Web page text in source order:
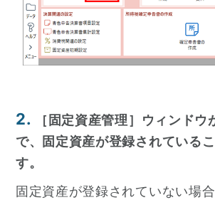
2.
［固定資産管理］ウィンドウ
で、固定資産が登録されている
す。
固定資産が登録されていない場